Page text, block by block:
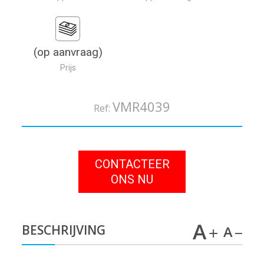
(op aanvraag)
Prijs
Ref: VMR4039
CONTACTEER
ONS NU
BESCHRIJVING